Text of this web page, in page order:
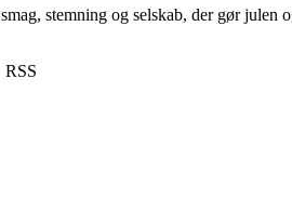
stemning og selskab, der gør julen
RSS